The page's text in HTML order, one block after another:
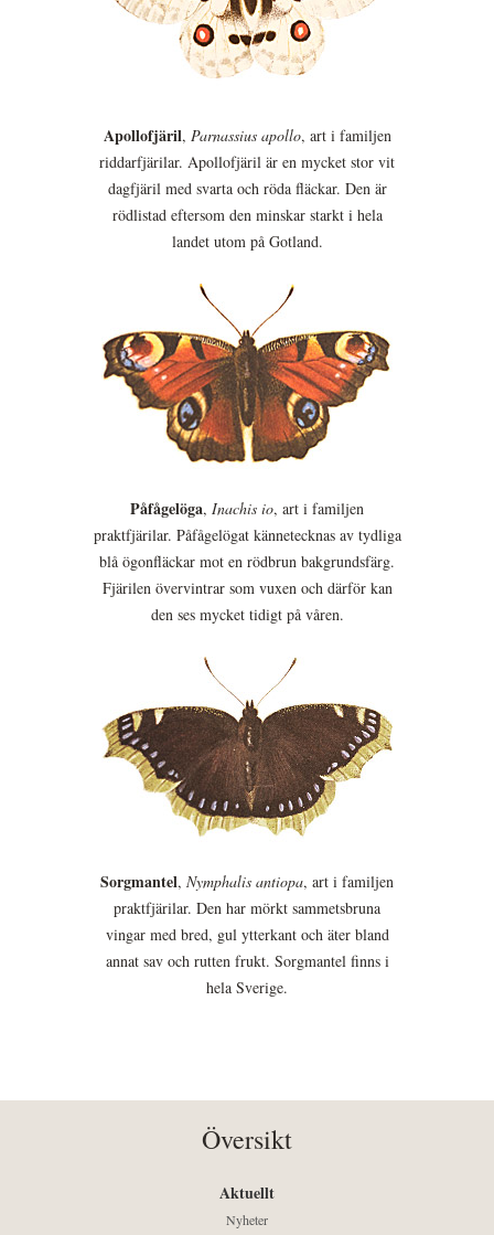
Apollofjäril, Parnassius apollo, art i familjen
riddarfjärilar. Apollofjäril är en mycket stor vit
dagfjäril med svarta och röda fläckar. Den är
rödlistad eftersom den minskar starkt i hela
landet utom på Gotland.
Påfågelöga, Inachis io, art i familjen
praktfjärilar. Påfågelögat kännetecknas av tydliga
blå ögonfläckar mot en rödbrun bakgrundsfärg.
Fjärilen övervintrar som vuxen och därför kan
den ses mycket tidigt på våren.
Sorgmantel, Nymphalis antiopa, art i familjen
praktfjärilar. Den har mörkt sammetsbruna
vingar med bred, gul ytterkant och äter bland
annat sav och rutten frukt. Sorgmantel finns i
hela Sverige.
Översikt
Aktuellt
Nyheter